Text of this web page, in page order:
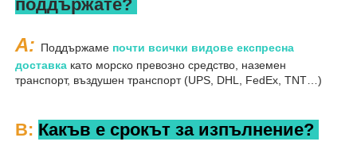
поддържате?
A: Поддържаме почти всички видове експресна
доставка като морско превозно средство, наземен
транспорт, въздушен транспорт (UPS, DHL, FedEx, TNT…)
В: Какъв е срокът за изпълнение?